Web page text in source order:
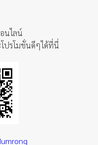
นไลน์
ปรโมชั่นดีๆได้ที่นี่